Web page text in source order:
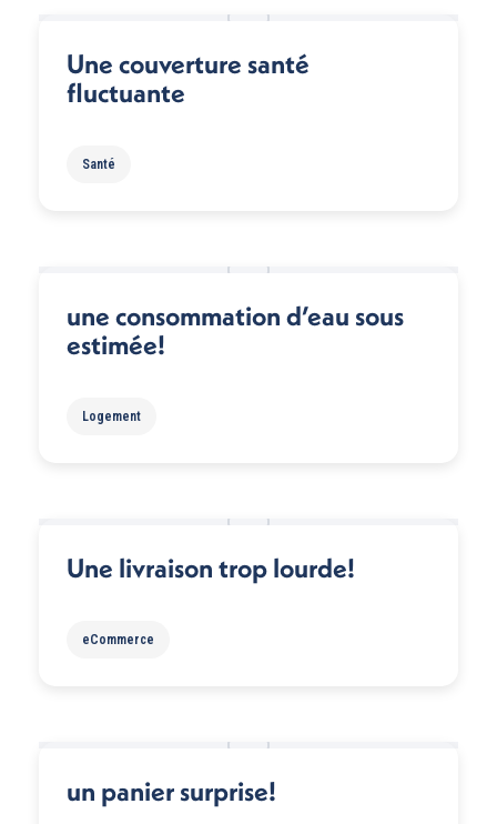
Une couverture santé
fluctuante
Santé
une consommation d’eau sous
estimée!
Logement
Une livraison trop lourde!
eCommerce
un panier surprise!